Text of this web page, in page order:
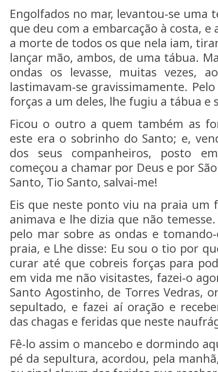
Engolfados no mar, levantou-se uma
que deu com a embarcação à costa, e
a morte de todos os que nela iam,
lançar mão, ambos, de uma tábua.
ondas os levasse, muitas vezes,
lastimavam-se gravissimamente.
forças a um deles, lhe fugiu a tábua e
Ficou o outro a quem também as
este era o sobrinho do Santo; e,
dos seus companheiros, posto
começou a chamar por Deus e por
Santo, Tio Santo, salvai-me!
Eis que neste ponto viu na praia um
animava e lhe dizia que não
pelo mar sobre as ondas e
praia, e Lhe disse: Eu sou o tio por
curar até que cobreis forças para
em vida me não visitastes, fazei-o
Santo Agostinho, de Torres Vedras,
sepultado, e fazei aí oração e
das chagas e feridas que neste
Fê-lo assim o mancebo e dormindo
pé da sepultura, acordou, pela